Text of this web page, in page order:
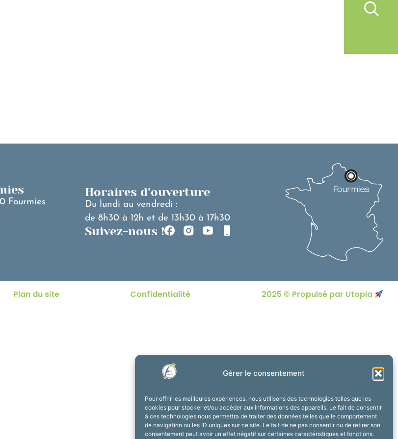
Gérer le consentement
Pour offrir les meilleures expériences, nous utilisons des technologies telles que les
cookies pour stocker et/ou accéder aux informations des appareils. Le fait de consentir
à ces technologies nous permettra de traiter des données telles que le comportement
de navigation ou les ID uniques sur ce site. Le fait de ne pas consentir ou de retirer son
consentement peut avoir un effet négatif sur certaines caractéristiques et fonctions.
Fourmies
Horaires d’ouverture
Du lundi au vendredi :
de 8h30 à 12h et de 13h30 à 17h30
Suivez-nous !
Plan du site Confidentialité 2025 © Propulsé par Utopia